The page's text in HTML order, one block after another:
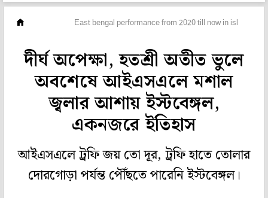
East bengal performance from 2020 till now in isl
দীর্ঘ অপেক্ষা, হতশ্রী অতীত ভুলে
অবশেষে আইএসএলে মশাল
জ্বলার আশায় ইস্টবেঙ্গল,
একনজরে ইতিহাস
আইএসএলে ট্রফি জয় তো দূর, ট্রফি হাতে তোলার
দোরগোড়া পর্যন্ত পৌঁছতে পারেনি ইস্টবেঙ্গল।